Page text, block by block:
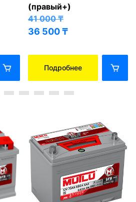
(правый+)
41 000₸
36 500₸
Подробнее